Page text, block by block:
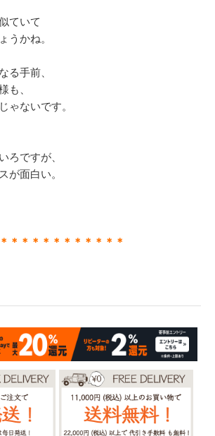
ていて
うかね。
る手前、
も、
ゃないです。
ろですが、
が面白い。
＊＊＊＊＊＊＊＊＊＊＊